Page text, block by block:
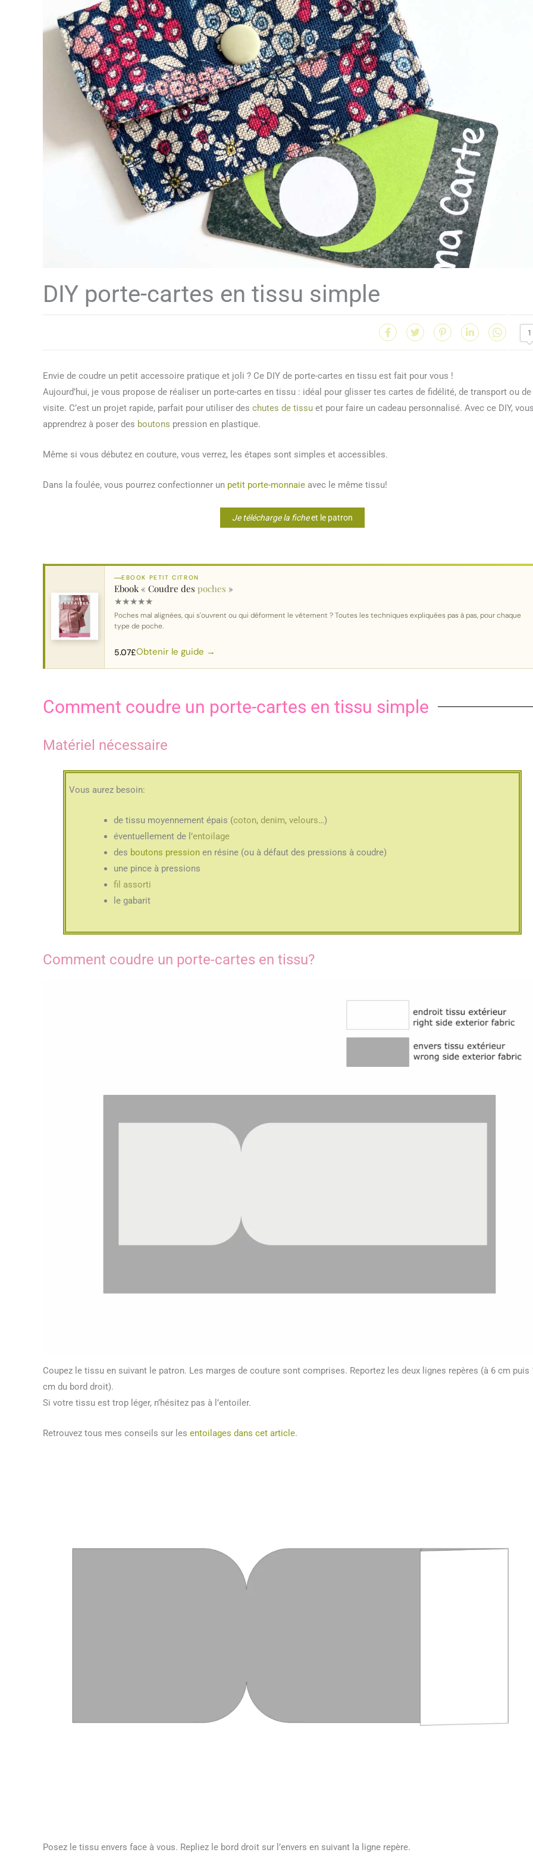
DIY porte-cartes en tissu simple
1
Envie de coudre un petit accessoire pratique et joli ? Ce DIY de porte-cartes en tissu est fait pour vous !
Aujourd’hui, je vous propose de réaliser un porte-cartes en tissu : idéal pour glisser tes cartes de fidélité, de transport ou de
visite. C’est un projet rapide, parfait pour utiliser des chutes de tissu et pour faire un cadeau personnalisé. Avec ce DIY, vous
apprendrez à poser des boutons pression en plastique.
Même si vous débutez en couture, vous verrez, les étapes sont simples et accessibles.
Dans la foulée, vous pourrez confectionner un petit porte-monnaie avec le même tissu!
Je télécharge la ficheet le patron
EBOOK PETIT CITRON
Ebook « Coudre des poches »
★★★★★
Poches mal alignées, qui s'ouvrent ou qui déforment le vêtement ? Toutes les techniques expliquées pas à pas, pour chaque
type de poche.
5.07£Obtenir le guide →
Comment coudre un porte-cartes en tissu simple
Matériel nécessaire
Vous aurez besoin:
de tissu moyennement épais (coton, denim, velours…)
éventuellement de l’entoilage
des boutons pression en résine (ou à défaut des pressions à coudre)
une pince à pressions
fil assorti
le gabarit
Comment coudre un porte-cartes en tissu?
Coupez le tissu en suivant le patron. Les marges de couture sont comprises. Reportez les deux lignes repères (à 6 cm puis
cm du bord droit).
Si votre tissu est trop léger, n’hésitez pas à l’entoiler.
Retrouvez tous mes conseils sur les entoilages dans cet article.
Posez le tissu envers face à vous. Repliez le bord droit sur l’envers en suivant la ligne repère.